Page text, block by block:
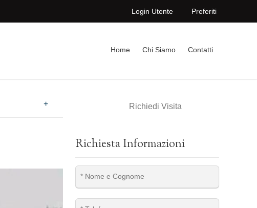
Login Utente Preferiti
Home Chi Siamo Contatti
+ Richiedi Visita
Richiesta Informazioni